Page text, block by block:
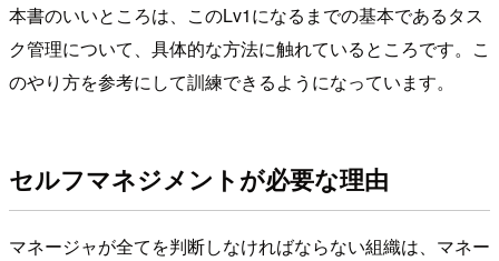
本書のいいところは、このLv1になるまでの基本であるタス
ク管理について、具体的な方法に触れているところです。こ
のやり方を参考にして訓練できるようになっています。
セルフマネジメントが必要な理由
マネージャが全てを判断しなければならない組織は、マネー